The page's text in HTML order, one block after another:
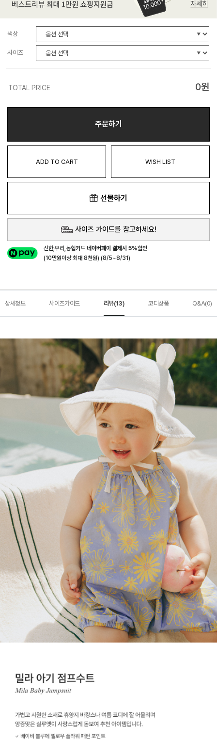
색상
사이즈
TOTAL PRICE 0원
주문하기
ADD TO CART WISH LIST
선물하기
사이즈 가이드를 참고하세요!
신한,우리,농협카드네이버페이 결제시 5%할인
(10만원이상 최대 8천원) (8/5~8/31)
상세정보 사이즈가이드 리뷰(13) 코디상품 Q&A(0)